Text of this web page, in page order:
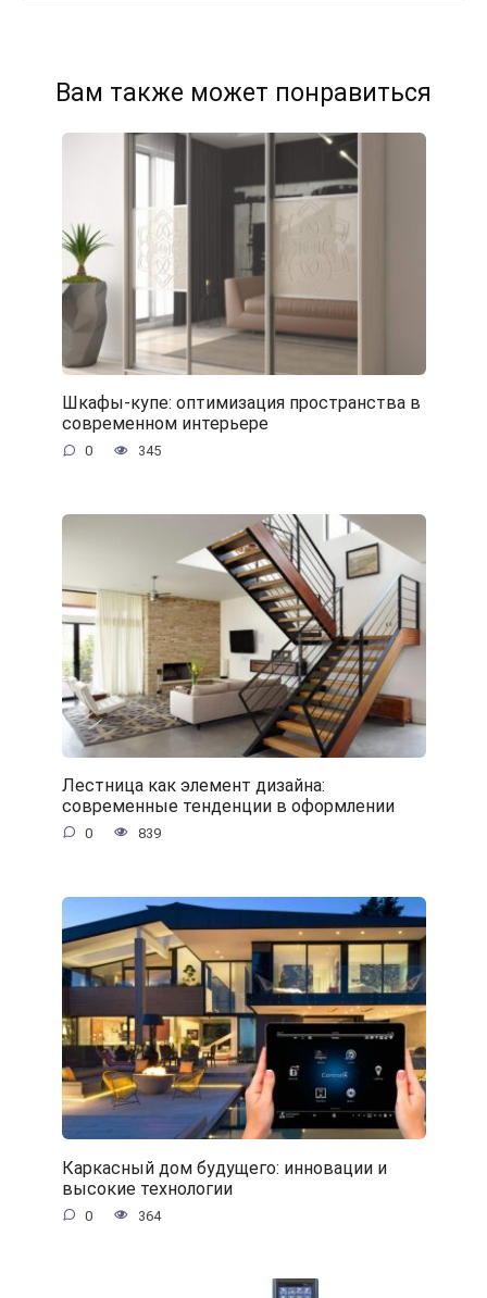
Вам также может понравиться
Шкафы-купе: оптимизация пространства в
современном интерьере
0 345
Лестница как элемент дизайна:
современные тенденции в оформлении
0 839
Каркасный дом будущего: инновации и
высокие технологии
0 364